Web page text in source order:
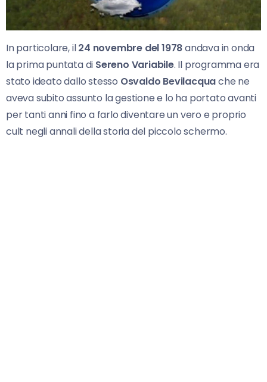
In particolare, il24 novembre del 1978andava in onda
la prima puntata di Sereno Variabile. Il programma era
stato ideato dallo stesso Osvaldo Bevilacquache ne
aveva subito assunto la gestione e lo ha portato avanti
per tanti anni fino a farlo diventare un vero e proprio
cult negli annali della storia del piccolo schermo.